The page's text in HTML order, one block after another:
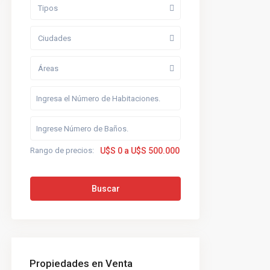
Tipos
Ciudades
Áreas
Rango de precios: U$S 0 a U$S 500.000
Buscar
Propiedades en Venta